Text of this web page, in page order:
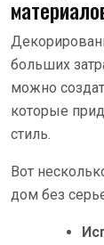
больших
можно
которые
стиль.
Вот
дом без